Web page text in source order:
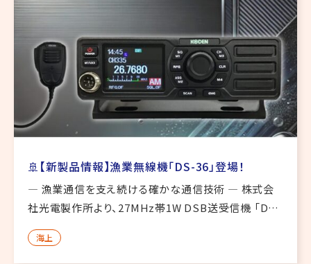
🚢【新製品情報】漁業無線機「DS-36」登場！
― 漁業通信を支え続ける確かな通信技術 ― 株式会
社光電製作所より、27MHz帯1W DSB送受信機 「DS-
36」 が新登場しました。長年にわたり漁業者を支えて
きたKODENの通信技術が、さらに進化。**「使いやす
海上